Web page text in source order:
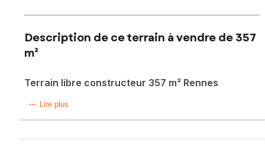
Description de ce terrain à vendre de 357
m²
Terrain libre constructeur 357 m² Rennes
RENNES – GAYEULLES - TERRAIN À BÂTIR DE 357 m²
recherché, au cœur du secteur du LES LONGS-CHAMPS /
Lire plus